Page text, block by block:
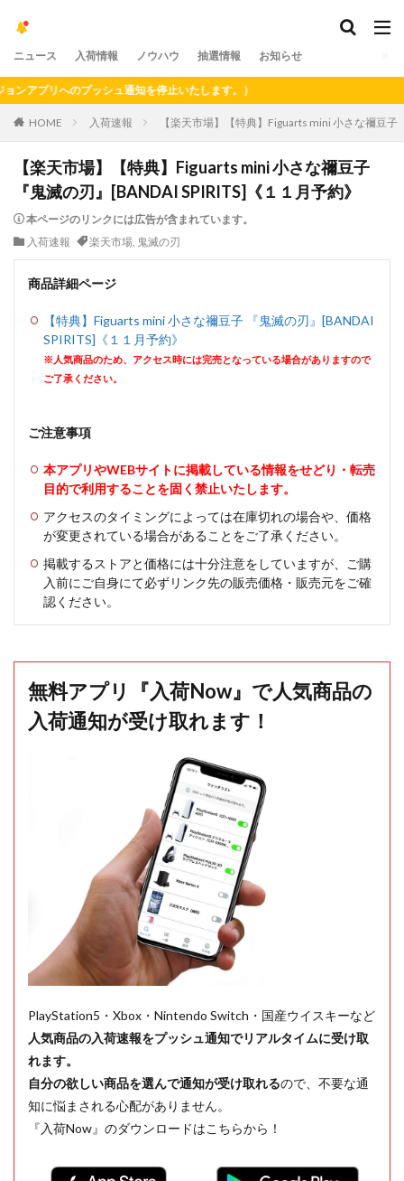
ニュース 入荷情報 ノウハウ 抽選情報 お知らせ
リへのプッシュ通知を停止いたします。）
HOME 入荷速報 【楽天市場】【特典】Figuarts mini 小さな禰豆
【楽天市場】【特典】Figuarts mini 小さな禰豆子
『鬼滅の刃』[BANDAI SPIRITS]《１１月予約》
本ページのリンクには広告が含まれています。
入荷速報
楽天市場, 鬼滅の刃
商品詳細ページ
【特典】Figuarts mini 小さな禰豆子 『鬼滅の刃』[BANDAI
SPIRITS]《１１月予約》
※人気商品のため、アクセス時には完売となっている場合がありますので
ご了承ください。
ご注意事項
本アプリやWEBサイトに掲載している情報をせどり・転売
目的で利用することを固く禁止いたします。
アクセスのタイミングによっては在庫切れの場合や、価格
が変更されている場合があることをご了承ください。
掲載するストアと価格には十分注意をしていますが、ご購
入前にご自身にて必ずリンク先の販売価格・販売元をご確
認ください。
無料アプリ『入荷Now』で人気商品の
入荷通知が受け取れます！
PlayStation5・Xbox・Nintendo Switch・国産ウイスキーなど
人気商品の入荷速報をプッシュ通知でリアルタイムに受け取
れます。
自分の欲しい商品を選んで通知が受け取れるので、不要な通
知に悩まされる心配がありません。
『入荷Now』のダウンロードはこちらから！